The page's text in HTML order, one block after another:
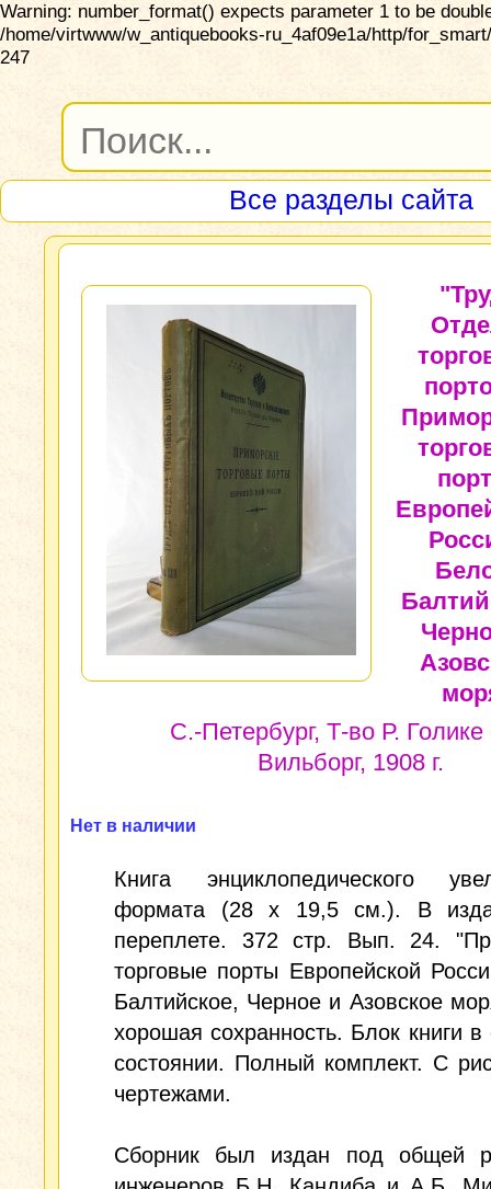
Warning: number_format() expects parameter 1 to be
/home/virtwww/w_antiquebooks-ru_4af09e1a/http/
247
Все разделы сайта
С.-Петербург, Т-во Р.
Вильборг, 1908 г.
Нет в наличии
Книга энциклопедического
формата (28 х 19,5 см.). В
переплете. 372 стр. Вып. 24.
торговые порты Европейской
Балтийское, Черное и Азовское
хорошая сохранность. Блок книги в
состоянии. Полный комплект. С
чертежами.
Сборник был издан под общей